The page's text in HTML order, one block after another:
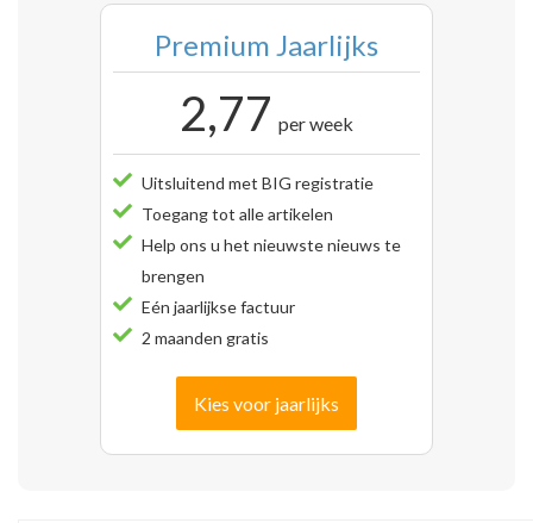
Premium Jaarlijks
2,77 per week
Uitsluitend met BIG registratie
Toegang tot alle artikelen
Help ons u het nieuwste nieuws te
brengen
Eén jaarlijkse factuur
2 maanden gratis
Kies voor jaarlijks